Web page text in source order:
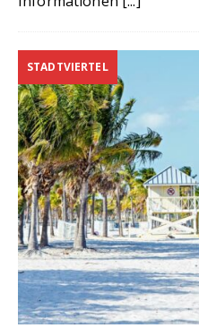
STADTVIERTEL